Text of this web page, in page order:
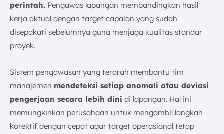
perintah. Pengawas lapangan membandingkan hasil
kerja aktual dengan target capaian yang sudah
disepakati sebelumnya guna menjaga kualitas standar
proyek.
Sistem pengawasan yang terarah membantu tim
manajemen mendeteksi setiap anomali atau deviasi
pengerjaan secara lebih dini di lapangan. Hal ini
memungkinkan perusahaan untuk mengambil langkah
korektif dengan cepat agar target operasional tetap